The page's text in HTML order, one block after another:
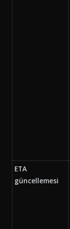
ETA
güncellemesi